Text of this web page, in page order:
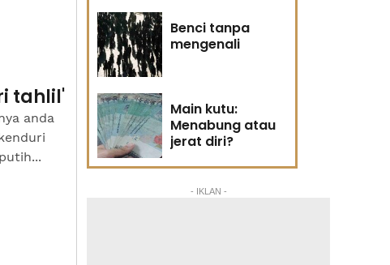
tahlil'
anda
Benci tanpa
mengenali
Main kutu:
Menabung atau
jerat diri?
- IKLAN -